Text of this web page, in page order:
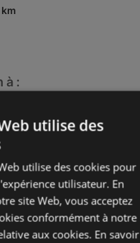
à :
utilise des
utilise des cookies pour
utilisateur. En
site Web, vous acceptez
conformément à notre
aux cookies. En savoir